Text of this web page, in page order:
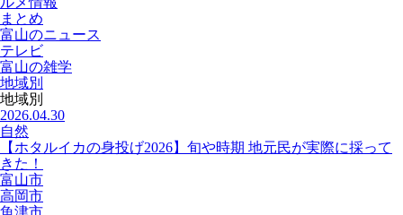
まとめ
富山のニュース
テレビ
富山の雑学
地域別
地域別
2026.04.30
自然
【ホタルイカの身投げ2026】旬や時期 地元民が実際に採って
きた！
富山市
高岡市
魚津市